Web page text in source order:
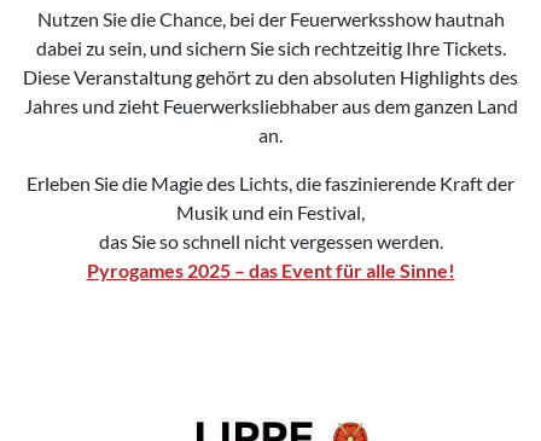
Nutzen Sie die Chance, bei der Feuerwerksshow hautnah
dabei zu sein, und sichern Sie sich rechtzeitig Ihre Tickets.
Diese Veranstaltung gehört zu den absoluten Highlights des
Jahres und zieht Feuerwerksliebhaber aus dem ganzen Land
an.
Erleben Sie die Magie des Lichts, die faszinierende Kraft der
Musik und ein Festival,
das Sie so schnell nicht vergessen werden.
Pyrogames 2025 – das Event für alle Sinne!